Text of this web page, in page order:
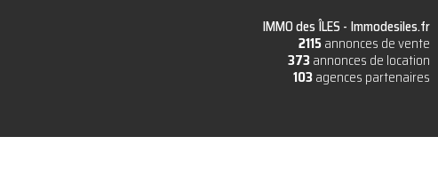
IMMO des ÎLES - Immodesiles.fr
2115annonces de vente
373annonces de location
103agences partenaires